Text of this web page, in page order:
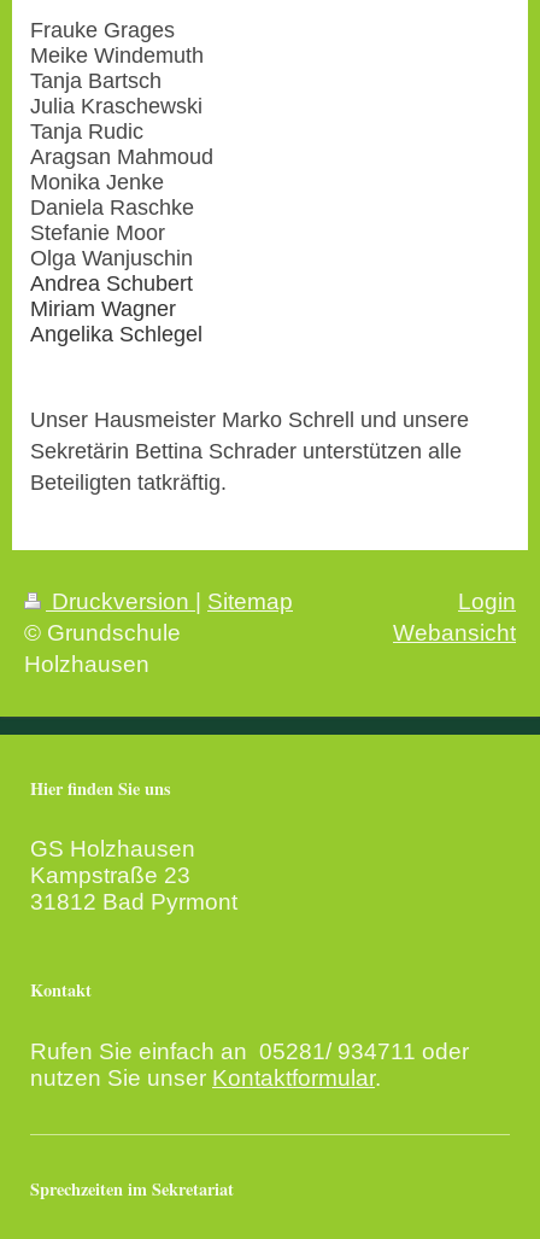
Frauke Grages
Meike Windemuth
Tanja Bartsch
Julia Kraschewski
Tanja Rudic
Aragsan Mahmoud
Monika Jenke
Daniela Raschke
Stefanie Moor
Olga Wanjuschin
Andrea Schubert
Miriam Wagner
Angelika Schlegel
Unser Hausmeister Marko Schrell
und unsere
Sekretärin Bettina Schrader unterstützen alle
Beteiligten tatkräftig.
Druckversion | Sitemap
© Grundschule
Holzhausen
Login
Webansicht
Hier finden Sie uns
GS Holzhausen
Kampstraße 23
31812 Bad Pyrmont
Kontakt
Rufen Sie einfach an 05281/ 934711 oder
nutzen Sie unser Kontaktformular.
Sprechzeiten im Sekretariat